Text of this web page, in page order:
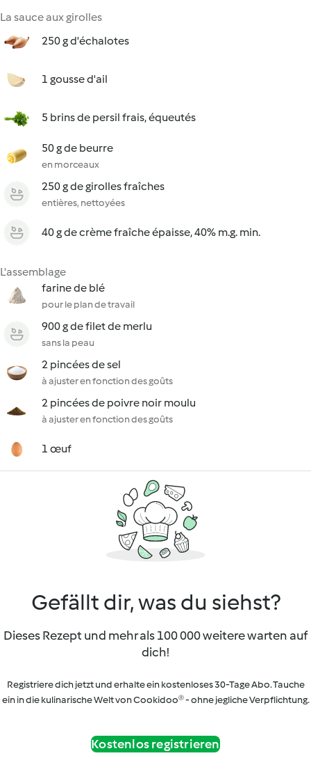
La sauce aux girolles
250 g d'échalotes
1 gousse d'ail
5 brins de persil frais, équeutés
50 g de beurre
en morceaux
250 g de girolles fraîches
entières, nettoyées
40 g de crème fraîche épaisse, 40% m.g. min.
L'assemblage
farine de blé
pour le plan de travail
900 g de filet de merlu
sans la peau
2 pincées de sel
à ajuster en fonction des goûts
2 pincées de poivre noir moulu
à ajuster en fonction des goûts
1 œuf
Gefällt dir, was du siehst?
Dieses Rezept und mehr als 100 000 weitere warten auf
dich!
Registriere dich jetzt und erhalte ein kostenloses 30-Tage Abo. Tauche
ein in die kulinarische Welt von Cookidoo® - ohne jegliche Verpflichtung.
Kostenlos registrieren